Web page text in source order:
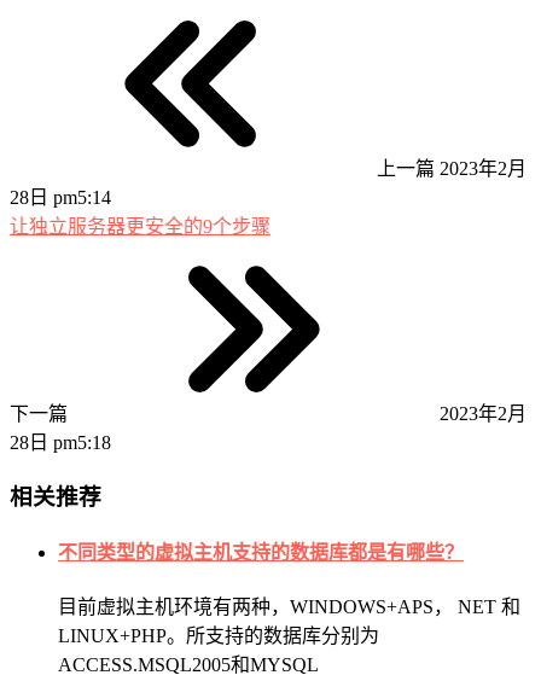
上一篇 2023年2月
28日 pm5:14
让独立服务器更安全的9个步骤
下一篇
2023年2月
28日 pm5:18
相关推荐
不同类型的虚拟主机支持的数据库都是有哪些？
目前虚拟主机环境有两种，WINDOWS+APS， NET 和
LINUX+PHP。所支持的数据库分别为
ACCESS.MSQL2005和MYSQL